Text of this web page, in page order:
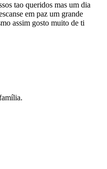
tao queridos mas um dia
em paz um grande
assim gosto muito de ti️